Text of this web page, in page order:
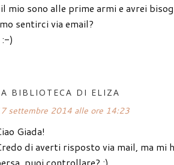
mio sono alle prime armi e avrei
sentirci via email?
:-)
BIBLIOTECA DI ELIZA
settembre 2014 alle ore 14:23
Giada!
di averti risposto via mail, ma mi